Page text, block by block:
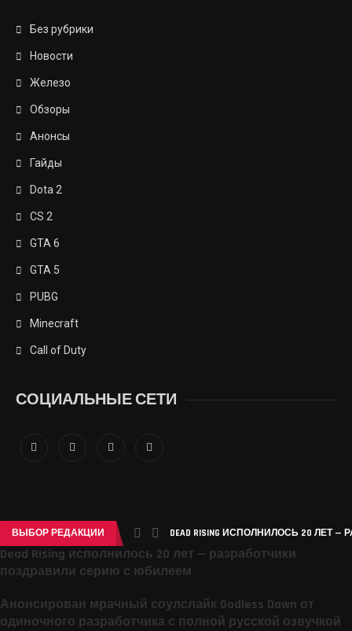
Без рубрики
Новости
Железо
Обзоры
Анонсы
Гайды
Dota 2
CS 2
GTA 6
GTA 5
PUBG
Minecraft
Call of Duty
СОЦИАЛЬНЫЕ СЕТИ
ВЫБОР РЕДАКЦИИ DEAD RISING ИСПОЛНИЛОСЬ 20 ЛЕТ
Dead Rising исполнилось 20 лет — разработчики
поздравили серию с юбилеем
Анонсирован мрачный соулслайк Godless Dawn от
одиночного разработчика с полной русской озвучкой